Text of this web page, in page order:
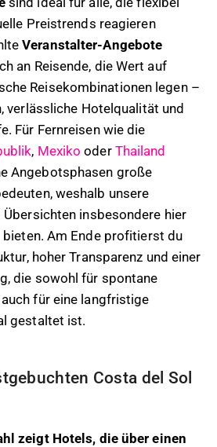
Preistrends reagieren
Veranstalter-Angebote
an Reisende, die Wert auf
Reisekombinationen legen –
verlässliche Hotelqualität und
Für Fernreisen wie die
, Mexiko oder Thailand
Angebotsphasen große
weshalb unsere
insbesondere hier
Am Ende profitierst du
hoher Transparenz und einer
die sowohl für spontane
für eine langfristige
gestaltet ist.
Costa del Sol
zeigt Hotels, die über einen